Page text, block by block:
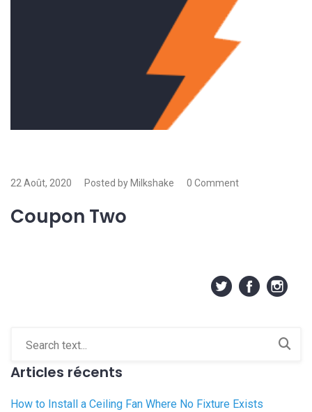
22 Août, 2020 Posted by Milkshake 0 Comment
Coupon Two
Articles récents
How to Install a Ceiling Fan Where No Fixture Exists